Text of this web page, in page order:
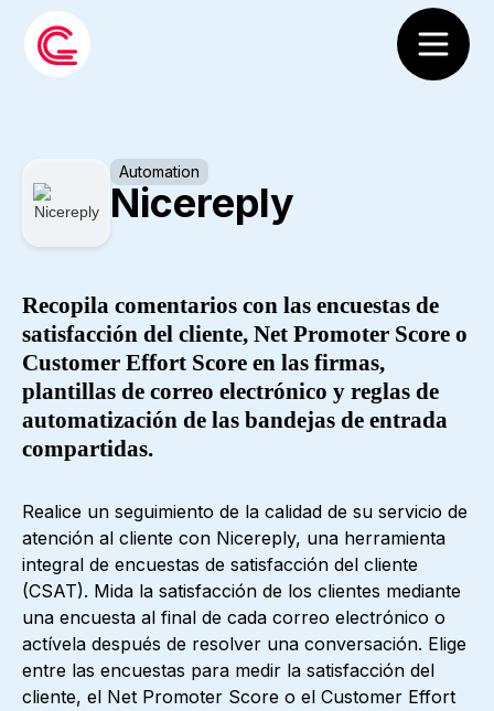
Automation
Nicereply
Recopila comentarios con las encuestas de
satisfacción del cliente, Net Promoter Score o
Customer Effort Score en las firmas,
plantillas de correo electrónico y reglas de
automatización de las bandejas de entrada
compartidas.
Realice un seguimiento de la calidad de su servicio de
atención al cliente con Nicereply, una herramienta
integral de encuestas de satisfacción del cliente
(CSAT). Mida la satisfacción de los clientes mediante
una encuesta al final de cada correo electrónico o
actívela después de resolver una conversación. Elige
entre las encuestas para medir la satisfacción del
cliente, el Net Promoter Score o el Customer Effort